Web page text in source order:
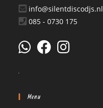
info@silentdiscodjs.nl
085 - 0730 175
Menu